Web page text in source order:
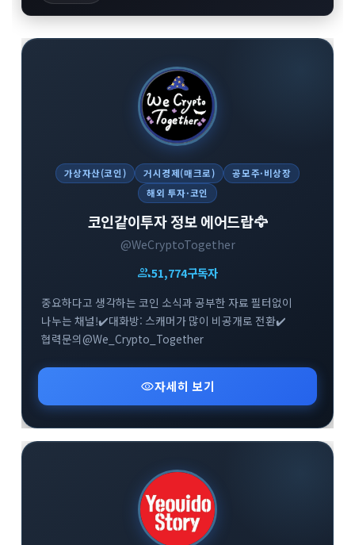
가상자산(코인) 거시경제(매크로)
공모주·비상장
해외 투자·코인
코인같이투자 정보 에어드랍🦅
@WeCryptoTogether
group51,774구독자
중요하다고 생각하는 코인 소식과 공부한 자료 필터없이
나누는 채널!✔️대화방: 스캐머가 많이 비공개로 전환✔️
협력문의@We_Crypto_Together
visibility자세히 보기